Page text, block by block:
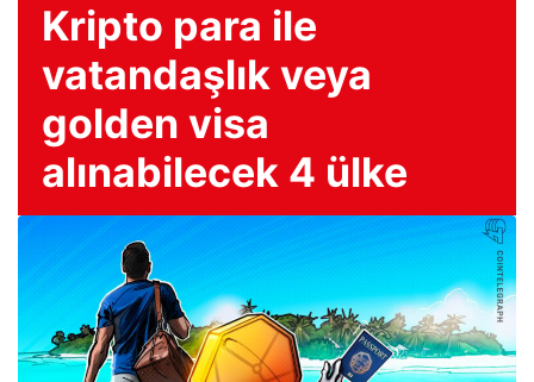
Kripto para ile
vatandaşlık veya
golden visa
alınabilecek 4 ülke